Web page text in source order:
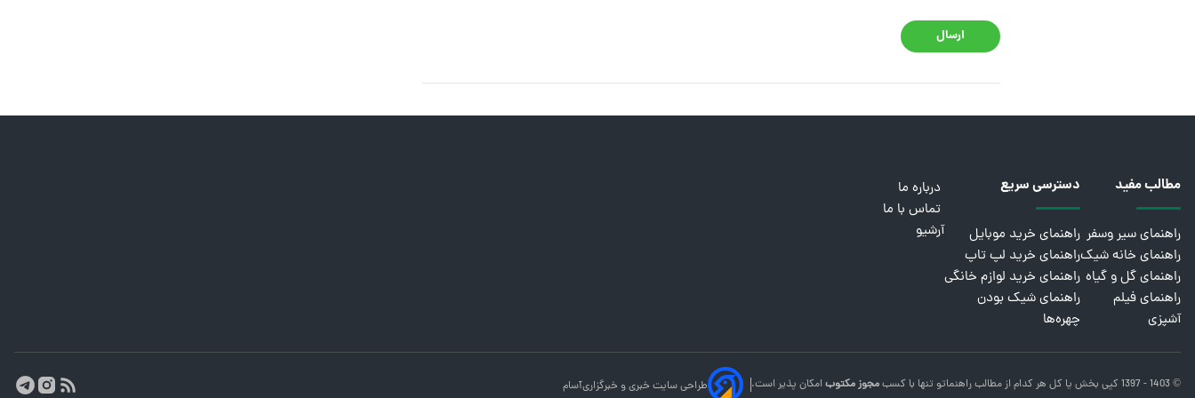
ارسال
مطالب مفید
راهنمای سیر وسفر
راهنمای خانه شیک
راهنمای گل و گیاه
راهنمای فیلم
آشپزی
دسترسی سریع
راهنمای خرید موبایل
راهنمای خرید لپ تاپ
راهنمای خرید لوازم خانگی
راهنمای شیک بودن
چهره‌ها
درباره ما
تماس با ما
آرشیو
© 1403 - 1397 کپی بخش یا کل هر کدام از مطالب راهنماتو تنها با کسبمجوز مکتوبامکان پذیر است. طراحی سایت خبری و خبرگزاریآسام